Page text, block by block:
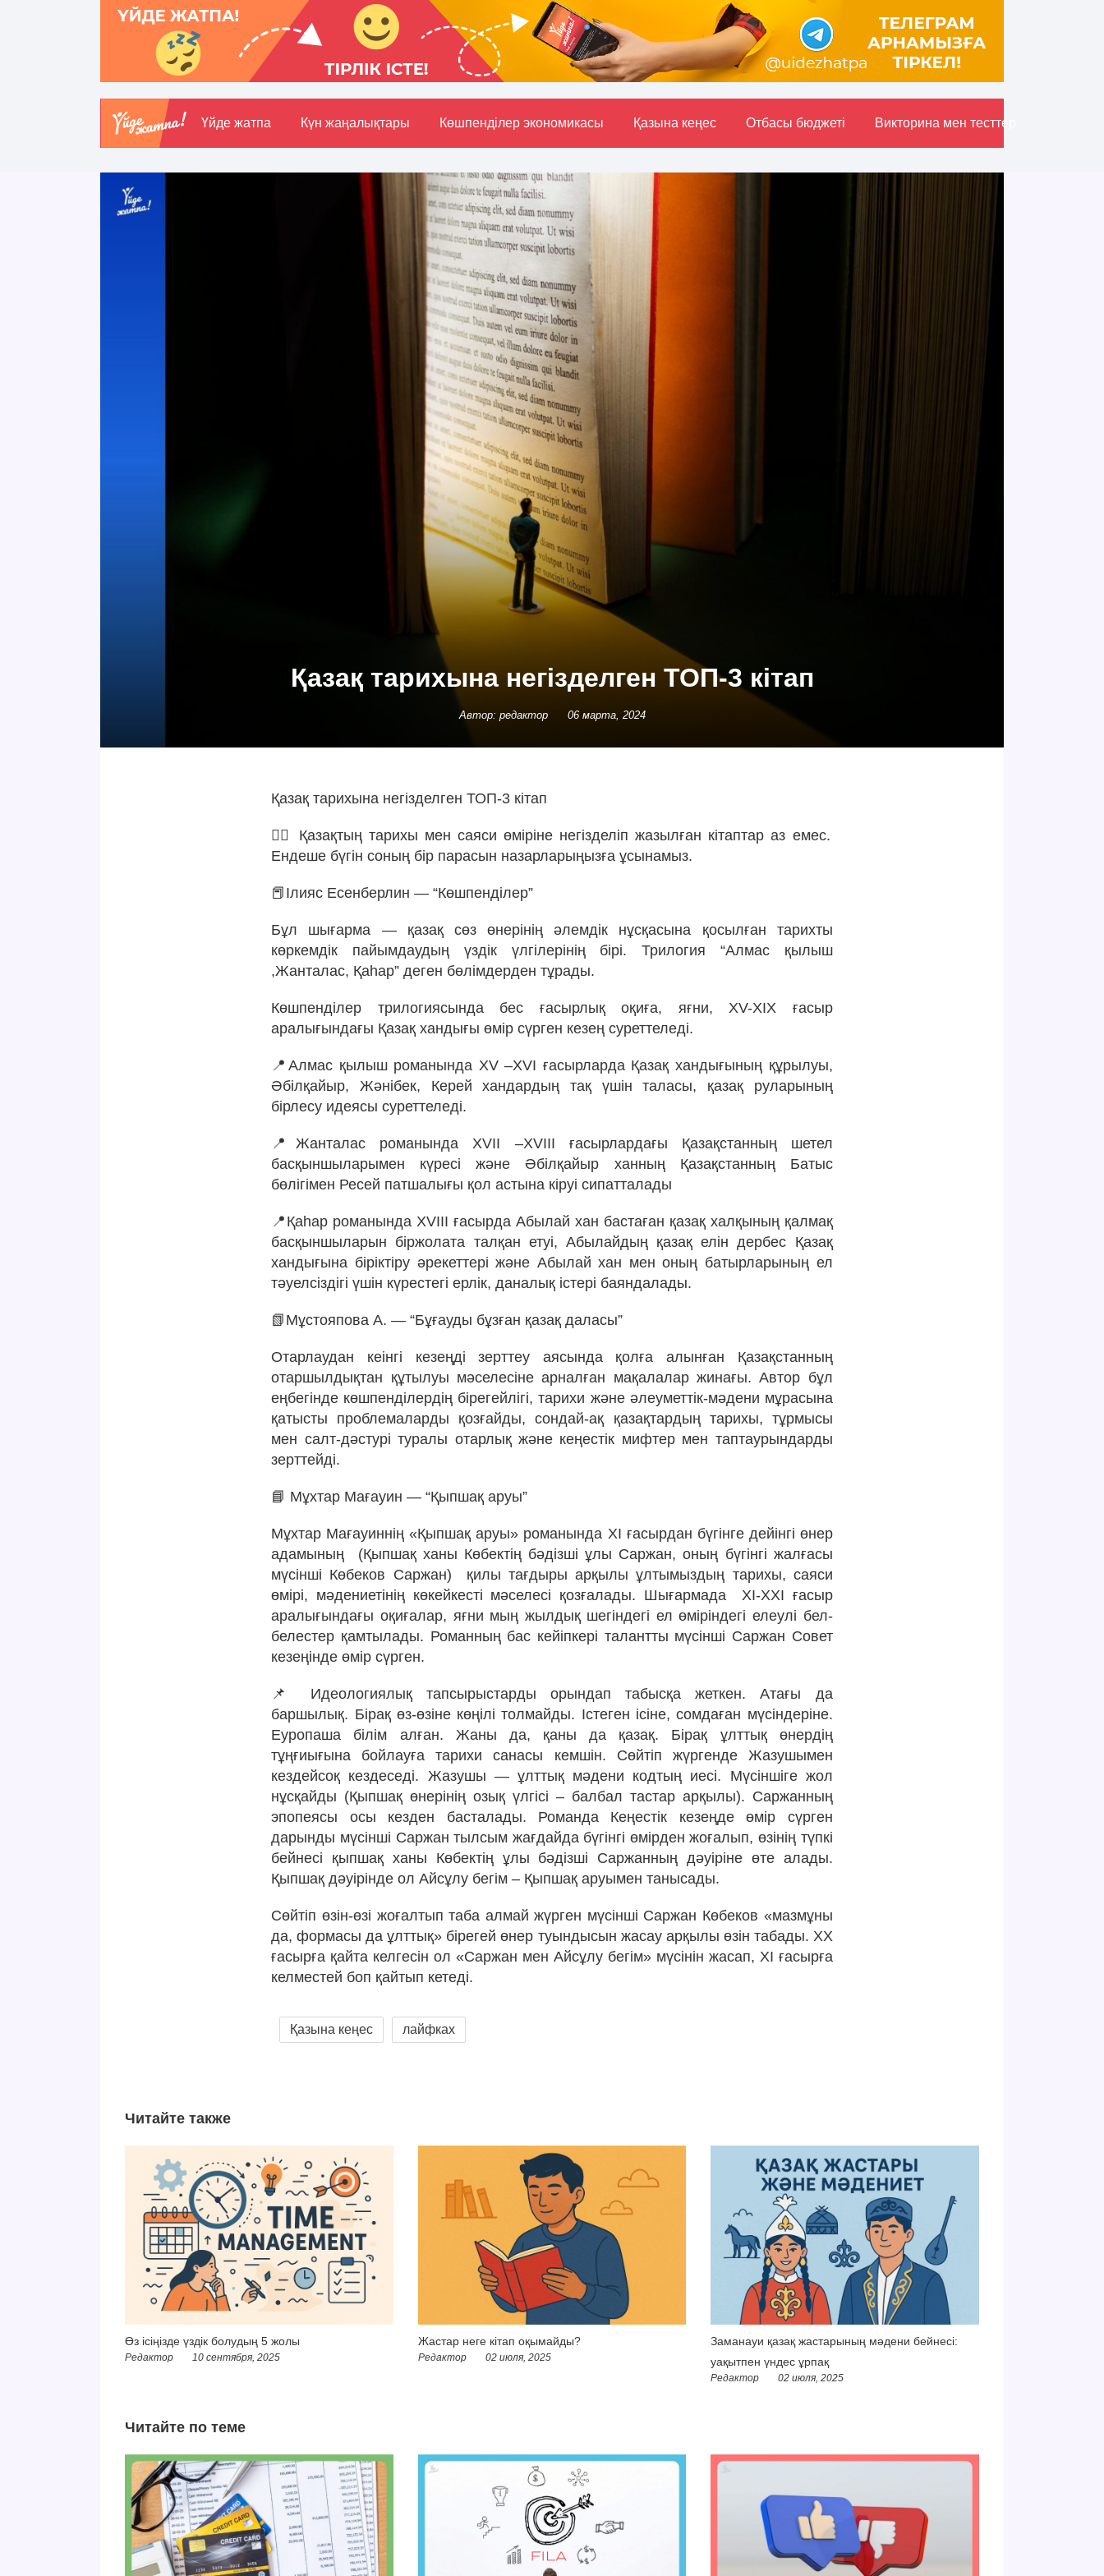
Үйде жатпа Күн жаңалықтары Көшпенділер экономикасы Қазына кеңес Отбасы бюджетi Викторина мен тесттер
Қазақ тарихына негізделген ТОП-3 кітап
Автор: редактор 06 марта, 2024
Қазақ тарихына негізделген ТОП-3 кітап
✍🏻 Қазақтың тарихы мен саяси өміріне негізделіп жазылған кітаптар аз емес.
Ендеше бүгін соның бір парасын назарларыңызға ұсынамыз.
📕Ілияс Есенберлин — “Көшпенділер”
Бұл шығарма — қазақ сөз өнерінің әлемдік нұсқасына қосылған тарихты
көркемдік пайымдаудың үздік үлгілерінің бірі. Трилогия “Алмас қылыш
,Жанталас, Қаһар” деген бөлімдерден тұрады.
Көшпенділер трилогиясында бес ғасырлық оқиға, яғни, XV-XIX ғасыр
аралығындағы Қазақ хандығы өмір сүрген кезең суреттеледі.
📍Алмас қылыш романында ХV –ХVІ ғасырларда Қазақ хандығының құрылуы,
Әбілқайыр, Жәнібек, Керей хандардың тақ үшін таласы, қазақ руларының
бірлесу идеясы суреттеледі.
📍Жанталас романында ХVІІ –ХVІІІ ғасырлардағы Қазақстанның шетел
басқыншыларымен күресі және Әбілқайыр ханның Қазақстанның Батыс
бөлігімен Ресей патшалығы қол астына кіруі сипатталады
📍Қаһар романында ХVІІІ ғасырда Абылай хан бастаған қазақ халқының қалмақ
басқыншыларын біржолата талқан етуі, Абылайдың қазақ елін дербес Қазақ
хандығына біріктіру әрекеттері және Абылай хан мен оның батырларының ел
тәуелсіздігі үшін күрестегі ерлік, даналық істері баяндалады.
📗Мұстояпова А. — “Бұғауды бұзған қазақ даласы”
Отарлаудан кеінгі кезеңді зерттеу аясында қолға алынған Қазақстанның
отаршылдықтан құтылуы мәселесіне арналған мақалалар жинағы. Автор бұл
еңбегінде көшпенділердің бірегейлігі, тарихи және әлеуметтік-мәдени мұрасына
қатысты проблемаларды қозғайды, сондай-ақ қазақтардың тарихы, тұрмысы
мен салт-дәстурі туралы отарлық және кеңестік мифтер мен таптаурындарды
зерттейді.
📘 Мұхтар Мағауин — “Қыпшақ аруы”
Мұхтар Мағауиннің «Қыпшақ аруы» романында ХІ ғасырдан бүгінге дейінгі өнер
адамының (Қыпшақ ханы Көбектің бәдізші ұлы Саржан, оның бүгінгі жалғасы
мүсінші Көбеков Саржан) қилы тағдыры арқылы ұлтымыздың тарихы, саяси
өмірі, мәдениетінің көкейкесті мәселесі қозғалады. Шығармада ХІ-ХХІ ғасыр
аралығындағы оқиғалар, яғни мың жылдық шегіндегі ел өміріндегі елеулі бел-
белестер қамтылады. Романның бас кейіпкері талантты мүсінші Саржан Совет
кезеңінде өмір сүрген.
📌 Идеологиялық тапсырыстарды орындап табысқа жеткен. Атағы да
баршылық. Бірақ өз-өзіне көңілі толмайды. Істеген ісіне, сомдаған мүсіндеріне.
Еуропаша білім алған. Жаны да, қаны да қазақ. Бірақ ұлттық өнердің
тұңғиығына бойлауға тарихи санасы кемшін. Сөйтіп жүргенде Жазушымен
кездейсоқ кездеседі. Жазушы — ұлттық мәдени кодтың иесі. Мүсіншіге жол
нұсқайды (Қыпшақ өнерінің озық үлгісі – балбал тастар арқылы). Саржанның
эпопеясы осы кезден басталады. Романда Кеңестік кезеңде өмір сүрген
дарынды мүсінші Саржан тылсым жағдайда бүгінгі өмірден жоғалып, өзінің түпкі
бейнесі қыпшақ ханы Көбектің ұлы бәдізші Саржанның дәуіріне өте алады.
Қыпшақ дәуірінде ол Айсұлу бегім – Қыпшақ аруымен танысады.
Сөйтіп өзін-өзі жоғалтып таба алмай жүрген мүсінші Саржан Көбеков «мазмұны
да, формасы да ұлттық» бірегей өнер туындысын жасау арқылы өзін табады. ХХ
ғасырға қайта келгесін ол «Саржан мен Айсұлу бегім» мүсінін жасап, ХІ ғасырға
келместей боп қайтып кетеді.
Қазына кеңес лайфках
Читайте также
Өз ісіңізде үздік болудың 5 жолы
Редактор 10 сентября, 2025
Жастар неге кітап оқымайды?
Редактор 02 июля, 2025
Заманауи қазақ жастарының мәдени бейнесі:
уақытпен үндес ұрпақ
Редактор 02 июля, 2025
Читайте по теме